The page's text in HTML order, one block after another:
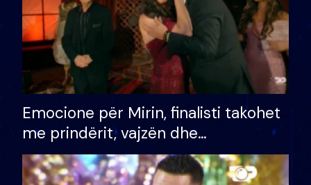
Emocione për Mirin, finalisti takohet
me prindërit, vajzën dhe
bashkëshorten: S’kemi ndonjë letër
divorci apo jo?